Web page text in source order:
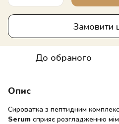
Замовити
До обраного
Опис
Сироватка з пептидним
Serum сприяє розгладженню